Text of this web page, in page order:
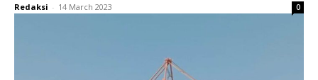
Redaksi - 14 March 2023 0